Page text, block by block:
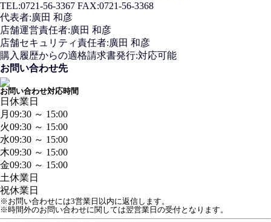
TEL:0721-56-3367 FAX:0721-56-3368
代表者:廣田 和彦
店舗運営責任者:廣田 和彦
店舗セキュリティ責任者:廣田 和彦
購入履歴からの適格請求書発行:対応可能
お問い合わせ先
お問い合わせ対応時間
日 休業日
月 09:30 ～ 15:00
火09:30 ～ 15:00
水09:30 ～ 15:00
木09:30 ～ 15:00
金09:30 ～ 15:00
土休業日
祝休業日
※お問い合わせには3営業日以内に返信します。
※時間外のお問い合わせに関しては翌営業日の受付となります。